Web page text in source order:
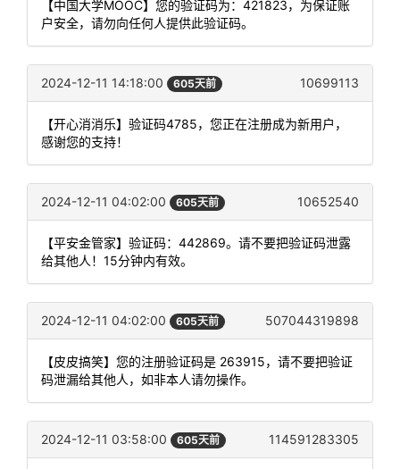
【中国大学MOOC】您的验证码为：421823，为保证账
户安全，请勿向任何人提供此验证码。
2024-12-11 14:18:00 605天前 10699113
【开心消消乐】验证码4785，您正在注册成为新用户，
感谢您的支持！
2024-12-11 04:02:00 605天前 10652540
【平安金管家】验证码：442869。请不要把验证码泄露
给其他人！15分钟内有效。
2024-12-11 04:02:00 605天前 507044319898
【皮皮搞笑】您的注册验证码是 263915，请不要把验证
码泄漏给其他人，如非本人请勿操作。
2024-12-11 03:58:00 605天前 114591283305